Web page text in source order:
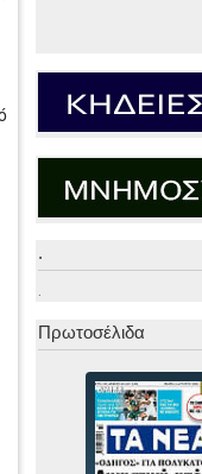
.
.
Πρωτοσέλιδα